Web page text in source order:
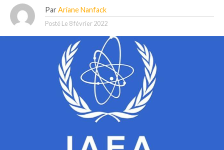
Par Ariane Nanfack
Posté Le 8 février 2022